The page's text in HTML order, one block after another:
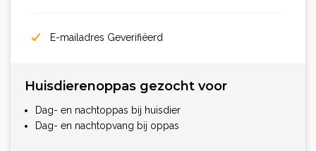
E-mailadres Geverifiëerd
Huisdierenoppas gezocht voor
Dag- en nachtoppas bij huisdier
Dag- en nachtopvang bij oppas